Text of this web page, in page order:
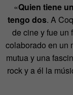
«Quien tiene
tengo dos. A
de cine y fue un
colaborado en un
mutua y una
rock y a él la